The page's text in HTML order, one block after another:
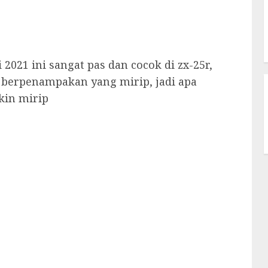
ini sangat pas dan cocok di zx-25r,
yang mirip, jadi apa
mirip